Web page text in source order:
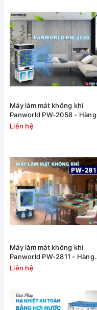
Máy làm mát không khí
Panworld PW-2058 - Hàng
chính hãng
Liên hệ
Máy làm mát không khí
Panworld PW-2811 - Hàng
chính hãng
Liên hệ